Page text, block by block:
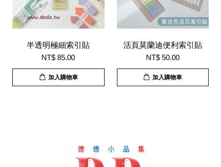
半透明極細索引貼
NT$ 85.00
加入購物車
活頁莫蘭迪便利索引貼
NT$ 50.00
加入購物車